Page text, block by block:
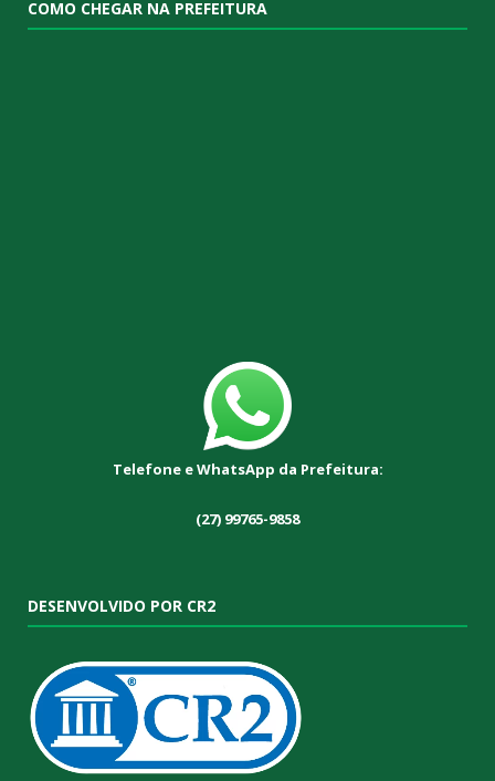
COMO CHEGAR NA PREFEITURA
Telefone e WhatsApp da Prefeitura:
(27) 99765-9858
DESENVOLVIDO POR CR2